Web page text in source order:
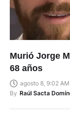
Murió Jorge
68 años
agosto 8, 9:02 AM
By Raúl Sacta